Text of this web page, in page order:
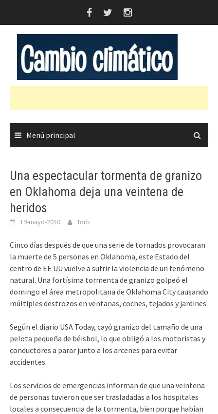
Menú principal
Una espectacular tormenta de granizo
en Oklahoma deja una veintena de
heridos
19-mayo-2010 Torb
Cinco días después de que una serie de tornados provocaran
la muerte de 5 personas en Oklahoma, este Estado del
centro de EE UU vuelve a sufrir la violencia de un fenómeno
natural. Una fortísima tormenta de granizo golpeó el
domingo el área metropolitana de Oklahoma City causando
múltiples destrozos en ventanas, coches, tejados y jardines.
Según el diario USA Today, cayó granizo del tamaño de una
pelota pequeña de béisbol, lo que obligó a los motoristas y
conductores a parar junto a los arcenes para evitar
accidentes.
Los servicios de emergencias informan de que una veintena
de personas tuvieron que ser trasladadas a los hospitales
locales a consecuencia de la tormenta, bien porque habían